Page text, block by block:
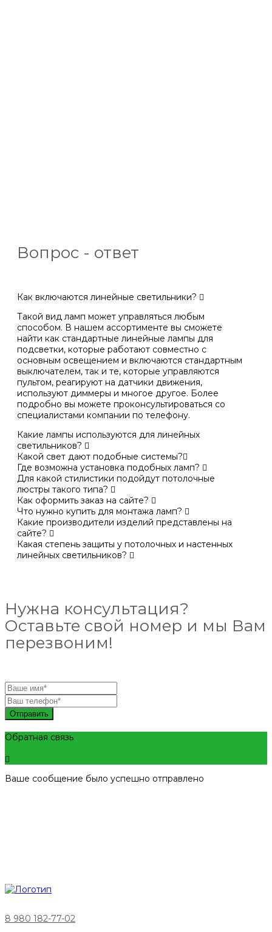
Вопрос - ответ
Как включаются линейные светильники?
Такой вид ламп может управляться любым
способом. В нашем ассортименте вы сможете
найти как стандартные линейные лампы для
подсветки, которые работают совместно с
основным освещением и включаются стандартным
выключателем, так и те, которые управляются
пультом, реагируют на датчики движения,
используют диммеры и многое другое. Более
подробно вы можете проконсультироваться со
специалистами компании по телефону.
Какие лампы используются для линейных
светильников?
Какой свет дают подобные системы?
Где возможна установка подобных ламп?
Для какой стилистики подойдут потолочные
люстры такого типа?
Как оформить заказ на сайте?
Что нужно купить для монтажа ламп?
Какие производители изделий представлены на
сайте?
Какая степень защиты у потолочных и настенных
линейных светильников?
Нужна консультация?
Оставьте свой номер и мы Вам
перезвоним!
Отправить
Обратная связь
Ваше сообщение было успешно отправлено
8 980 182-77-02